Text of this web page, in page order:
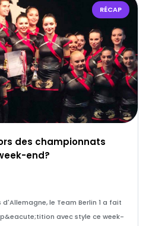
RÉCAP
des championnats
end?
le Team Berlin 1 a fait
avec style ce week-